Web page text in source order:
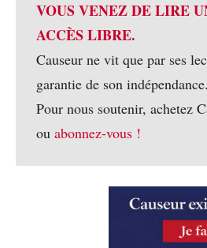
VOUS VENEZ DE LIRE
ACCÈS LIBRE.
Causeur ne vit que par ses
garantie de son indépendance.
Pour nous soutenir, achetez
ou abonnez-vous !